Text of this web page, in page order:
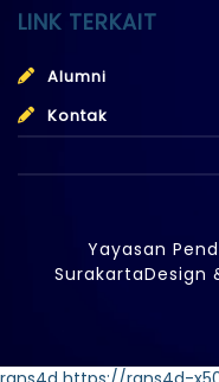
LINK TERKAIT
Alumni
Kontak
Yayasan
SurakartaDesign